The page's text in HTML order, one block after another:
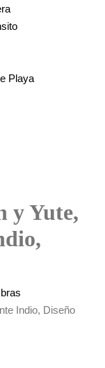
Playa
y Yute,
Indio, Diseño